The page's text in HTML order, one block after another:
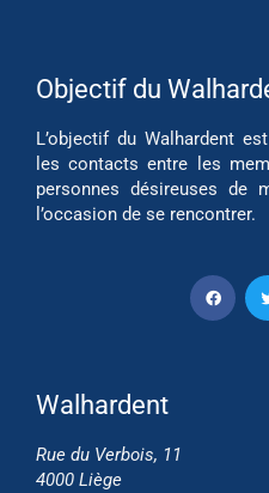
Objectif du
L’objectif du Walhardent
les contacts entre les
personnes désireuses de
l’occasion de se rencontrer.
Walhardent
Rue du Verbois, 11
4000 Liège